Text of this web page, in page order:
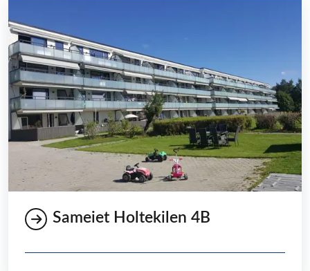
Sameiet Holtekilen 4B